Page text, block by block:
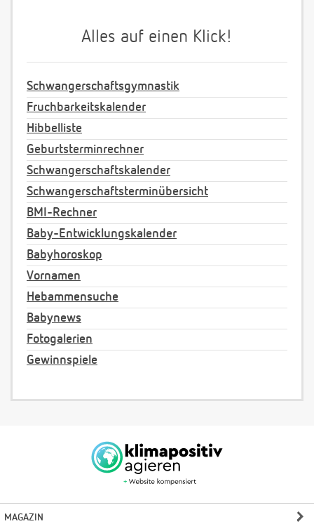
Alles auf einen Klick!
Schwangerschaftsgymnastik
Fruchbarkeitskalender
Hibbelliste
Geburtsterminrechner
Schwangerschaftskalender
Schwangerschaftsterminübersicht
BMI-Rechner
Baby-Entwicklungskalender
Babyhoroskop
Vornamen
Hebammensuche
Babynews
Fotogalerien
Gewinnspiele
MAGAZIN